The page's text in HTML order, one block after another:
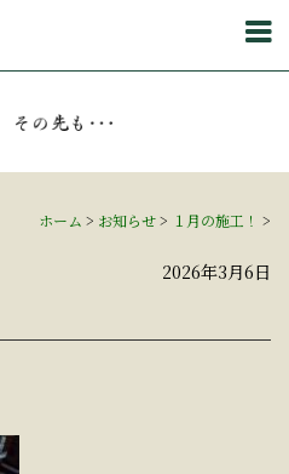
ホーム > お知らせ> １月の施工！ >
2026年3月6日